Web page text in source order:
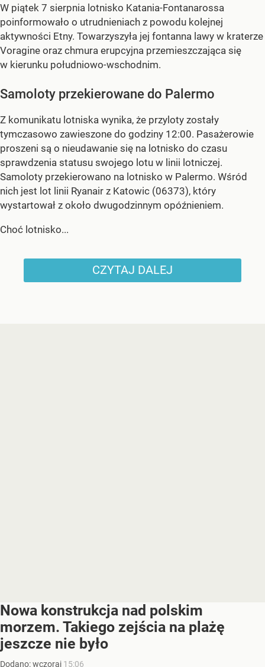
W piątek 7 sierpnia lotnisko Katania-Fontanarossa
poinformowało o utrudnieniach z powodu kolejnej
aktywności Etny. Towarzyszyła jej fontanna lawy w kraterze
Voragine oraz chmura erupcyjna przemieszczająca się
w kierunku południowo-wschodnim.
Samoloty przekierowane do Palermo
Z komunikatu lotniska wynika, że przyloty zostały
tymczasowo zawieszone do godziny 12:00. Pasażerowie
proszeni są o nieudawanie się na lotnisko do czasu
sprawdzenia statusu swojego lotu w linii lotniczej.
Samoloty przekierowano na lotnisko w Palermo. Wśród
nich jest lot linii Ryanair z Katowic (06373), który
wystartował z około dwugodzinnym opóźnieniem.
Choć lotnisko...
CZYTAJ DALEJ
Nowa konstrukcja nad polskim
morzem. Takiego zejścia na plażę
jeszcze nie było
Dodano:wczoraj 15:06